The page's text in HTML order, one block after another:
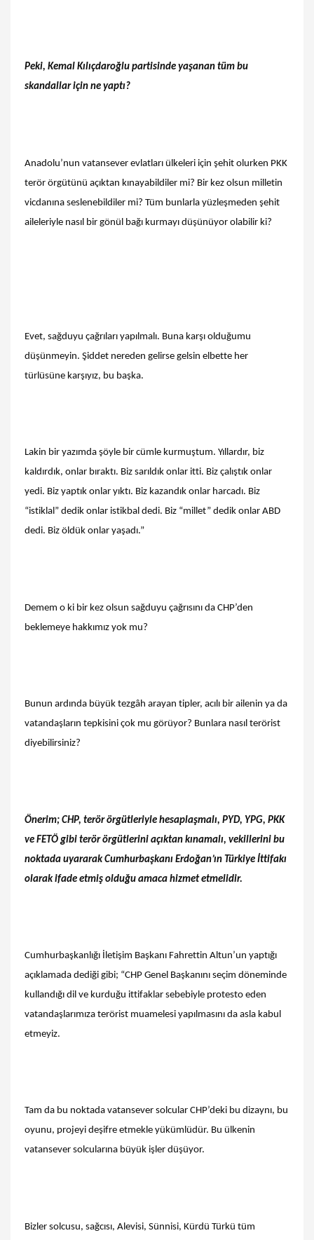
Peki, Kemal Kılıçdaroğlu partisinde yaşanan tüm bu
skandallar için ne yaptı?
Anadolu’nun vatansever evlatları ülkeleri için şehit olurken PKK
terör örgütünü açıktan kınayabildiler mi? Bir kez olsun milletin
vicdanına seslenebildiler mi? Tüm bunlarla yüzleşmeden şehit
aileleriyle nasıl bir gönül bağı kurmayı düşünüyor olabilir ki?
Evet, sağduyu çağrıları yapılmalı. Buna karşı olduğumu
düşünmeyin. Şiddet nereden gelirse gelsin elbette her
türlüsüne karşıyız, bu başka.
Lakin bir yazımda şöyle bir cümle kurmuştum. Yıllardır, biz
kaldırdık, onlar bıraktı. Biz sarıldık onlar itti. Biz çalıştık onlar
yedi. Biz yaptık onlar yıktı. Biz kazandık onlar harcadı. Biz
“istiklal” dedik onlar istikbal dedi. Biz “millet” dedik onlar ABD
dedi. Biz öldük onlar yaşadı.”
Demem o ki bir kez olsun sağduyu çağrısını da CHP’den
beklemeye hakkımız yok mu?
Bunun ardında büyük tezgâh arayan tipler, acılı bir ailenin ya da
vatandaşların tepkisini çok mu görüyor? Bunlara nasıl terörist
diyebilirsiniz?
Önerim; CHP, terör örgütleriyle hesaplaşmalı, PYD, YPG, PKK
ve FETÖ gibi terör örgütlerini açıktan kınamalı, vekillerini bu
noktada uyararak Cumhurbaşkanı Erdoğan’ın Türkiye İttifakı
olarak ifade etmiş olduğu amaca hizmet etmelidir.
Cumhurbaşkanlığı İletişim Başkanı Fahrettin Altun’un yaptığı
açıklamada dediği gibi; “CHP Genel Başkanını seçim döneminde
kullandığı dil ve kurduğu ittifaklar sebebiyle protesto eden
vatandaşlarımıza terörist muamelesi yapılmasını da asla kabul
etmeyiz.
Tam da bu noktada vatansever solcular CHP’deki bu dizaynı, bu
oyunu, projeyi deşifre etmekle yükümlüdür. Bu ülkenin
vatansever solcularına büyük işler düşüyor.
Bizler solcusu, sağcısı, Alevisi, Sünnisi, Kürdü Türkü tüm